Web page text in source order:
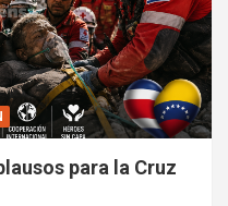
para la Cruz